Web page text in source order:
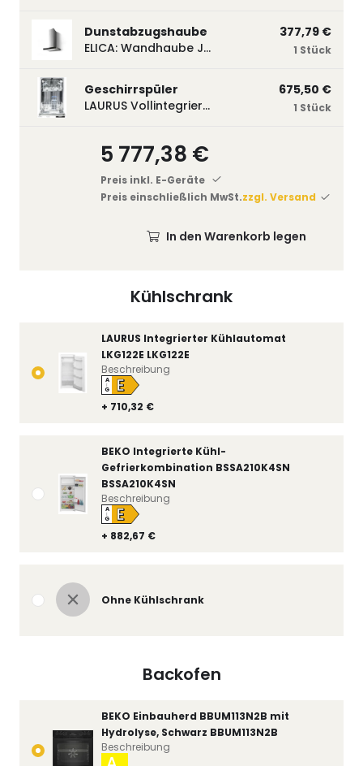
Kühlschrank
LAURUS Integrierter Kühlautomat
LKG122E LKG122E
+ 710,32 €
A
↑
G E
Beschreibung
BEKO Integrierte Kühl-
Gefrierkombination BSSA210K4SN
BSSA210K4SN
+ 882,67 €
A
↑
G E
Beschreibung
Ohne Kühlschrank
Backofen
BEKO Einbauherd BBUM113N2B mit
Hydrolyse, Schwarz BBUM113N2B
Beschreibung
Dunstabzugshaube
ELICA: Wandhaube JOYE 60-A,600 mm breit Edelstahl JOYE60A
377,79 €
1 Stück
Geschirrspüler
LAURUS Vollintegrierter Geschirrspüler LSV45-3, 450 mm breit, 3 Programme LSV45-3
675,50 €
1 Stück
5 777,38 €
Preis inkl. E-Geräte
Preis einschließlich MwSt.zzgl. Versand
In den Warenkorb legen